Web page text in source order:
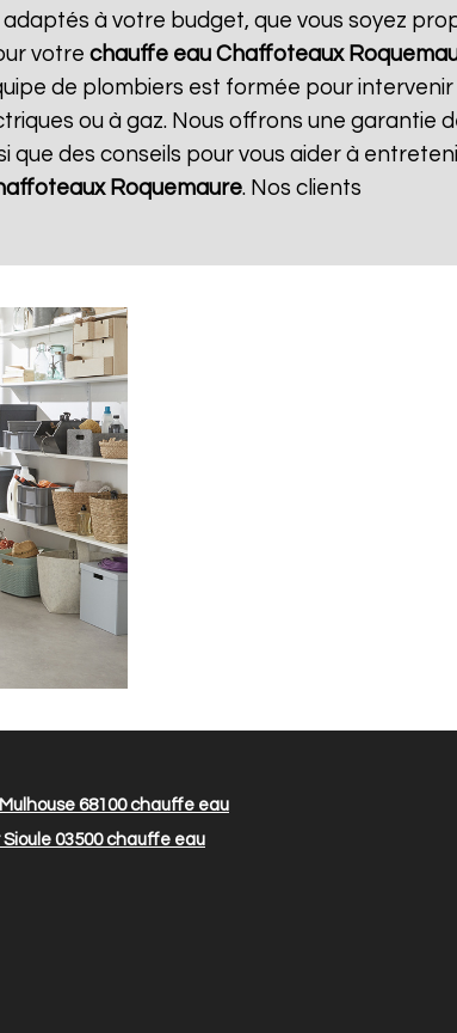
à votre budget, que vous soyez
votre chauffe eau Chaffoteaux
de plombiers est formée pour
ou à gaz. Nous offrons une garantie
que des conseils pour vous aider à
Roquemaure. Nos clients
68100chauffe eau
03500chauffe eau